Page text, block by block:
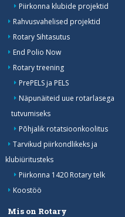
Piirkonna klubide projektid
Rahvusvahelised projektid
Rotary Sihtasutus
End Polio Now
Rotary treening
PrePELS ja PELS
Näpunäiteid uue rotarlasega
tutvumiseks
Põhjalik rotatsioonkoolitus
Tarvikud piirkondlikeks ja
klubiüritusteks
Piirkonna 1420 Rotary telk
Koostöö
Mis on Rotary